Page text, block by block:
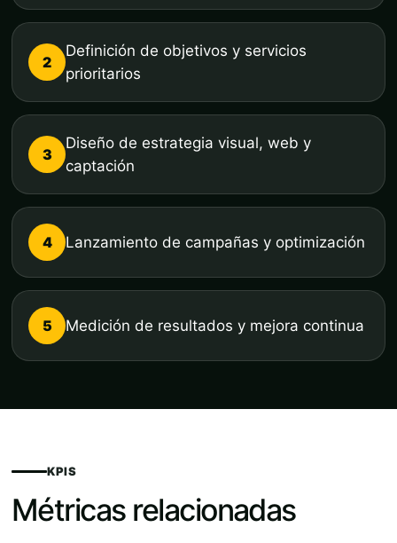
2
Definición de objetivos y servicios
prioritarios
3
Diseño de estrategia visual, web y
captación
4 Lanzamiento de campañas y optimización
5 Medición de resultados y mejora continua
KPIS
Métricas relacionadas